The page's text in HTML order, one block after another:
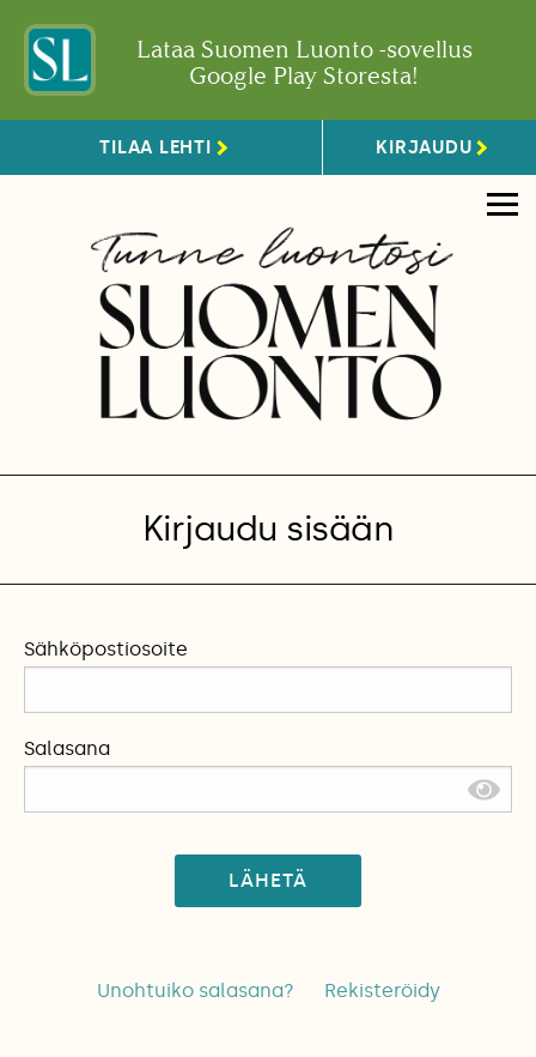
Lataa Suomen Luonto -sovellus
Google Play Storesta!
TILAA LEHTI KIRJAUDU
Kirjaudu sisään
Sähköpostiosoite
Salasana
LÄHETÄ
Unohtuiko salasana? Rekisteröidy